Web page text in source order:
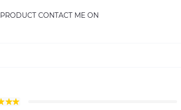
CONTACT ME ON